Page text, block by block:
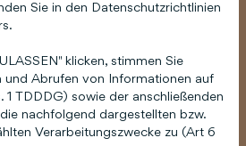
Sie in den Datenschutzrichtlinien
klicken, stimmen Sie
und Abrufen von Informationen auf
TDDDG) sowie der anschließenden
nachfolgend dargestellten bzw.
Verarbeitungszwecke zu (Art 6